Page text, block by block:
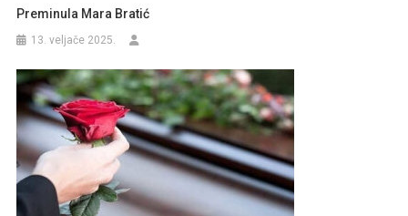
Preminula Mara Bratić
13. veljače 2025.